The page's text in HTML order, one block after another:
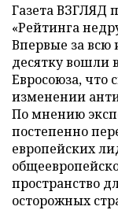
Газета ВЗГЛЯД
«Рейтинга
Впервые за всю
десятку вошли
Евросоюза, что
изменении
По мнению
постепенно
европейских
пространство
осторожных